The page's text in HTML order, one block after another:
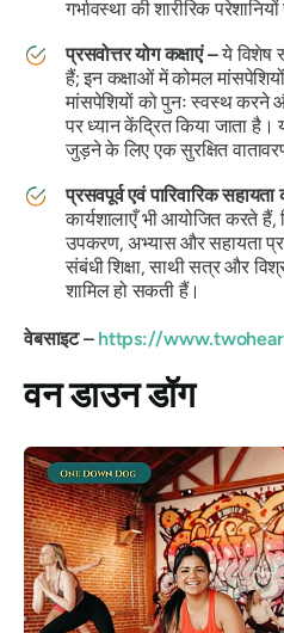
गर्भावस्था की शारीरिक
प्रसवोत्तर योग कक्षाएं –ये विशेष
हैं; इन कक्षाओं में कोमल
मांसपेशियों को पुनः स्वस्थ
पर ध्यान केंद्रित किया जाता
जुड़ने के लिए एक सुरक्षित
प्रसवपूर्व एवं पारिवारिक सहायता
कार्यशालाएँ भी आयोजित करते हैं,
उपकरण, अभ्यास और सहायता
संबंधी शिक्षा, साथी सत्र और
शामिल हो सकती हैं।
वेबसाइट –https://
वन डाउन डॉग